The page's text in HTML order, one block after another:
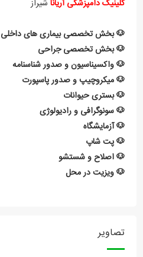
کلینیک دامپزشکی آریانا شیراز
🐶 بخش تخصصی بیماری های داخلی
🐶 بخش تخصصی جراحی
🐶 واکسیناسیون و صدور شناسنامه
🐶 میکروچیپ و صدور پاسپورت
🐶 بستری حیوانات
🐶 سونوگرافی و رادیولوژی
🐶 آزمایشگاه
🐶 پت شاپ
🐶 اصلاح و شستشو
🐶 ویزیت در محل
تصاویر